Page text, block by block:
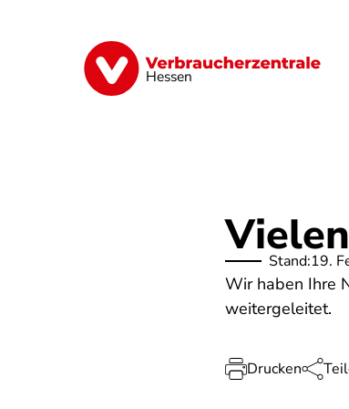
Hessen
Digitales Energie Finanzen
Stand:19.
Wir haben Ihre
weitergeleitet.
Drucken